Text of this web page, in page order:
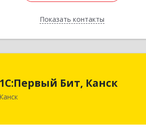
Показать контакты
Назад
1С:Первый Бит, Канск
Канск
663600, Красноярский край, Канск г,
30 лет ВЛКСМ ул, дом № 20, пом.25